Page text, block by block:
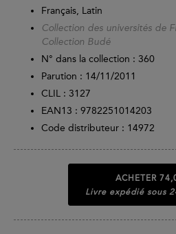
Français, Latin
Collection des universités de
Collection Budé
N° dans la collection : 360
Parution : 14/11/2011
CLIL : 3127
EAN13 : 9782251014203
Code distributeur : 14972
ACHETER
Livre expédié sous